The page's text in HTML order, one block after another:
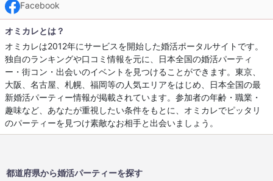
Facebook
オミカレとは？
オミカレは2012年にサービスを開始した婚活ポータルサイトです。
独自のランキングや口コミ情報を元に、日本全国の婚活パーティ
ー・街コン・出会いのイベントを見つけることができます。東京、
大阪、名古屋、札幌、福岡等の人気エリアをはじめ、日本全国の最
新婚活パーティー情報が掲載されています。参加者の年齢・職業・
趣味など、あなたが重視したい条件をもとに、オミカレでピッタリ
のパーティーを見つけ素敵なお相手と出会いましょう。
都道府県から婚活パーティーを探す